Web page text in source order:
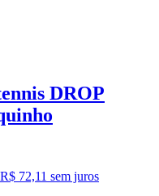
DROP
R$ 72,11 sem juros